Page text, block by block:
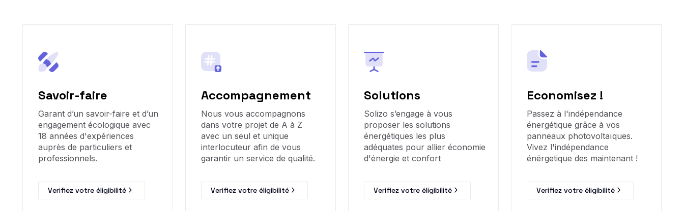
Savoir-faire
Garant d’un savoir-faire et d’un
engagement écologique avec
18 années d'expériences
auprès de particuliers et
professionnels.
Verifiez votre éligibilité
Accompagnement
Nous vous accompagnons
dans votre projet de A à Z
avec un seul et unique
interlocuteur afin de vous
garantir un service de qualité.
Verifiez votre éligibilité
Solutions
Solizo s’engage à vous
proposer les solutions
énergétiques les plus
adéquates pour allier économie
d'énergie et confort
Verifiez votre éligibilité
Economisez !
Passez à l'indépendance
énergétique grâce à vos
panneaux photovoltaïques.
Vivez l'indépendance
énérgetique des maintenant !
Verifiez votre éligibilité